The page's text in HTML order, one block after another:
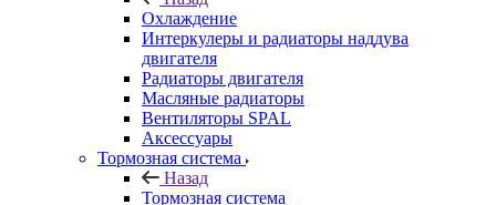
Охлаждение
Интеркулеры и радиаторы наддува
двигателя
Радиаторы двигателя
Масляные радиаторы
Вентиляторы SPAL
Аксессуары
Тормозная система
Назад
Тормозная система